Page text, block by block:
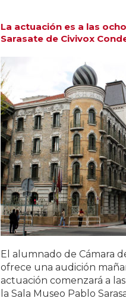
La actuación es a las
Sarasate de Civivox
El alumnado de Cámara
ofrece una audición
actuación comenzará a
la Sala Museo Pablo